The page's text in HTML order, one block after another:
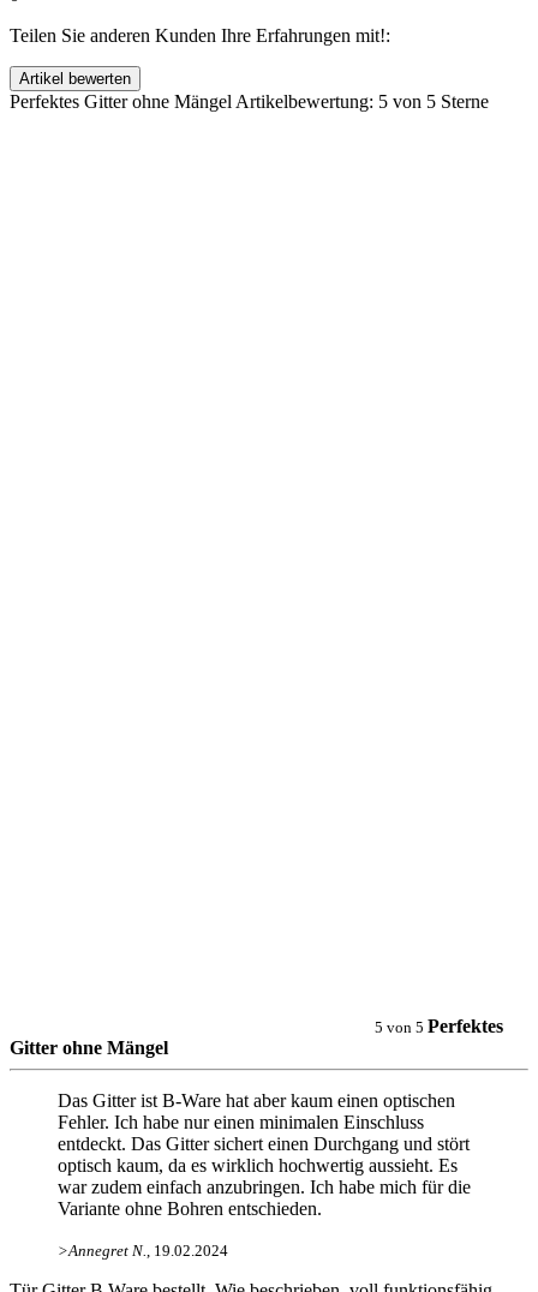
Teilen Sie anderen Kunden Ihre Erfahrungen mit!:
Perfektes Gitter ohne Mängel Artikelbewertung: 5 von 5 Sterne
5 von 5 Perfektes
Gitter ohne Mängel
Das Gitter ist B-Ware hat aber kaum einen optischen
Fehler. Ich habe nur einen minimalen Einschluss
entdeckt. Das Gitter sichert einen Durchgang und stört
optisch kaum, da es wirklich hochwertig aussieht. Es
war zudem einfach anzubringen. Ich habe mich für die
Variante ohne Bohren entschieden.
>Annegret N., 19.02.2024